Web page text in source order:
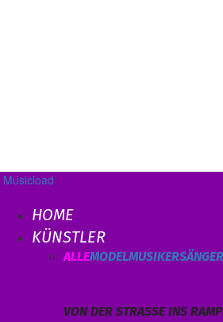
Musicload
HOME
KÜNSTLER
ALLEMODELMUSIKERSÄNGER
VON DER STRASSE INS